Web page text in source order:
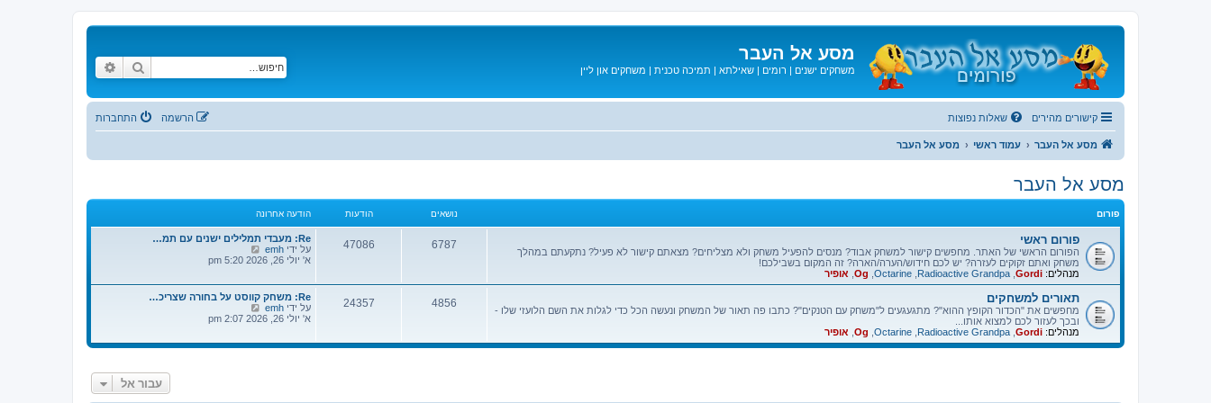
מסע אל העבר
משחקים ישנים | רומים | שאילתא | תמיכה טכנית | משחקים און ליין חיפוש
קישורים מהירים שאלות נפוצות התחברות הרשמה
מסע אל העבר עמוד ראשי מסע אל העבר
מסע אל העבר
פורום נושאים הודעות הודעה אחרונה
פורום ראשי
הפורום הראשי של האתר. מחפשים קישור למשחק אבוד? מנסים להפעיל משחק ולא מצליחים? מצאתם קישור לא פעיל? נתקעתם במהלך
משחק ואתם זקוקים לעזרה? יש לכם חידוש/הערה/הארה? זה המקום בשבילכם!
מנהלים: Gordi
Radioactive Grandpa
Octarine
Og אופיר
6787
47086
Re: מעבדי תמלילים ישנים עם תמ…
על ידי emh
פ
ו
ד
ע
ה
א' יולי 26, 2026 5:20 pm
תאורים למשחקים
מחפשים את "הכדור הקופץ ההוא"? מתגעגעים ל"משחק עם הטנקים"? כתבו פה תאור של המשחק ונעשה הכל כדי לגלות את השם הלועזי שלו -
ובכך לעזור לכם למצוא אותו...
מנהלים: Gordi
Radioactive Grandpa
Octarine
Og אופיר
4856
24357
Re: משחק קווסט על בחורה שצריכ…
על ידי emh
פ
ה
א' יולי 26, 2026 2:07 pm
עבור אל